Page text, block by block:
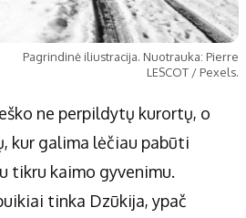
Palangos miesto
Prienų rajono
Pagrindinė iliustracija. Nuotrauka: Pierre
LESCOT / Pexels.
ne perpildytų kurortų, o
kur galima lėčiau pabūti
tikru kaimo gyvenimu.
tinka Dzūkija, ypač